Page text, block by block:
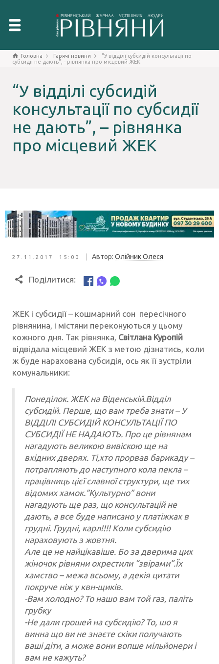
Головна Гарячі новини
"У відділі субсидій консультації по
субсидії не дають", - рівнянка про місцевий ЖЕК
“У відділі субсидій
консультації по субсидії
не дають”, – рівнянка
про місцевий ЖЕК
27.11.2017 15:00 Автор: Олійник Олеся
Поділитися:
ЖЕК і субсидії – кошмарний сон пересічного
рівнянина, і містяни переконуються у цьому
кожного дня. Так рівнянка, Світлана Куропій
відвідала місцевий ЖЕК з метою дізнатись, коли
ж буде нарахована субсидія, ось як її зустріли
комунальники:
Понеділок. ЖЕК на Віденській.Відділ
субсидій. Перше, що вам треба знати – У
ВІДДІЛІ СУБСИДІЙ КОНСУЛЬТАЦІЇ ПО
СУБСИДІЇ НЕ НАДАЮТЬ. Про це рівнянам
нагадують великою вивіскою ще на
вхідних дверях. Ті,хто прорвав барикаду –
потрапляють до наступного кола пекла –
працівниць цієї славної структури, ще тих
відомих хамок.”Культурно” вони
нагадують ще раз, що консультацій не
дають, а все буде написано у платіжках в
грудні. Грудні, карл!!!! Коли субсидію
нараховують з жовтня.
Але це не найцікавіше. Бо за дверима цих
жіночок рівняни охрестили “звірами”.Їх
хамство – межа всьому, а декія цитати
покруче ніж у квн-щиків.
-Вам холодно? То нашо вам той газ, паліть
грубку
-Не дали грошей на субсидію? То, шо я
винна що ви не знаєте скіки получають
ваші діти, а може вони вопше мільйонери і
вам не кажуть?